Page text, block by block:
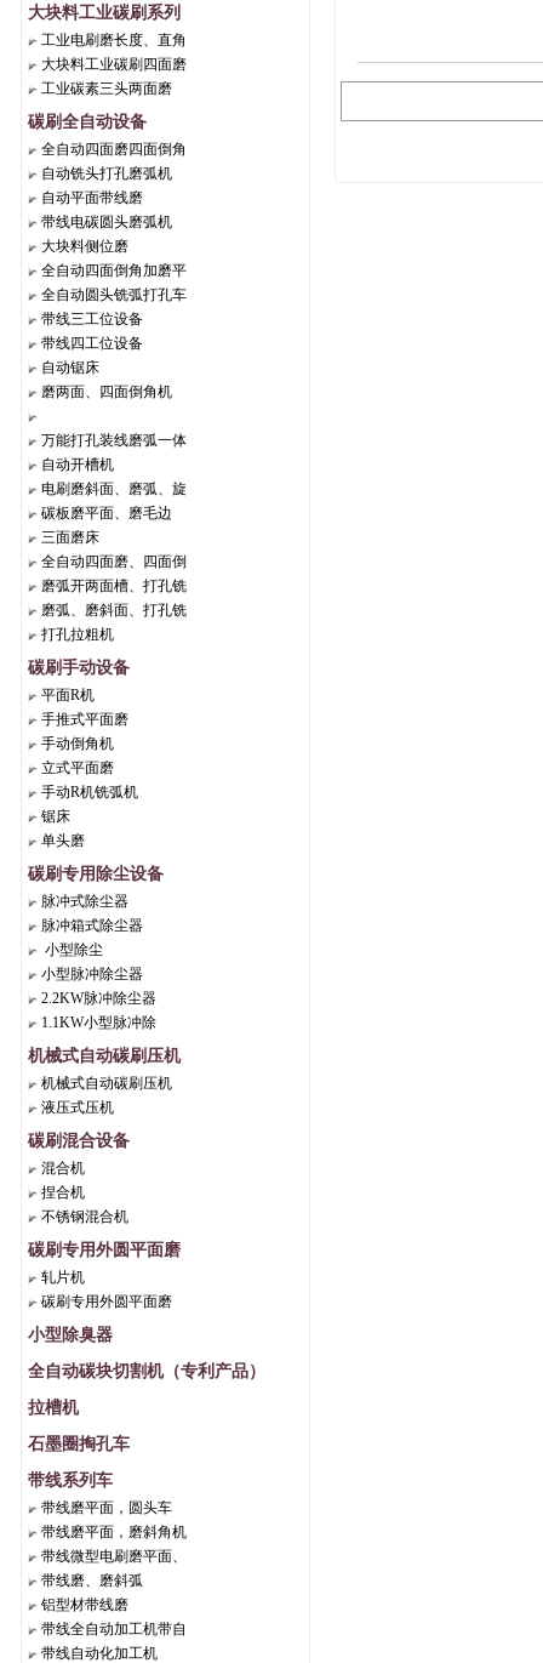
大块料工业碳刷系列
工业电刷磨长度、直角
大块料工业碳刷四面磨
工业碳素三头两面磨
碳刷全自动设备
全自动四面磨四面倒角
自动铣头打孔磨弧机
自动平面带线磨
带线电碳圆头磨弧机
大块料侧位磨
全自动四面倒角加磨平
全自动圆头铣弧打孔车
带线三工位设备
带线四工位设备
自动锯床
磨两面、四面倒角机
万能打孔装线磨弧一体
自动开槽机
电刷磨斜面、磨弧、旋
碳板磨平面、磨毛边
三面磨床
全自动四面磨、四面倒
磨弧开两面槽、打孔铣
磨弧、磨斜面、打孔铣
打孔拉粗机
碳刷手动设备
平面R机
手推式平面磨
手动倒角机
立式平面磨
手动R机铣弧机
锯床
单头磨
碳刷专用除尘设备
脉冲式除尘器
脉冲箱式除尘器
小型除尘
小型脉冲除尘器
2.2KW脉冲除尘器
1.1KW小型脉冲除
机械式自动碳刷压机
机械式自动碳刷压机
液压式压机
碳刷混合设备
混合机
捏合机
不锈钢混合机
碳刷专用外圆平面磨
轧片机
碳刷专用外圆平面磨
小型除臭器
全自动碳块切割机（专利产品）
拉槽机
石墨圈掏孔车
带线系列车
带线磨平面，圆头车
带线磨平面，磨斜角机
带线微型电刷磨平面、
带线磨、磨斜弧
铝型材带线磨
带线全自动加工机带自
带线自动化加工机